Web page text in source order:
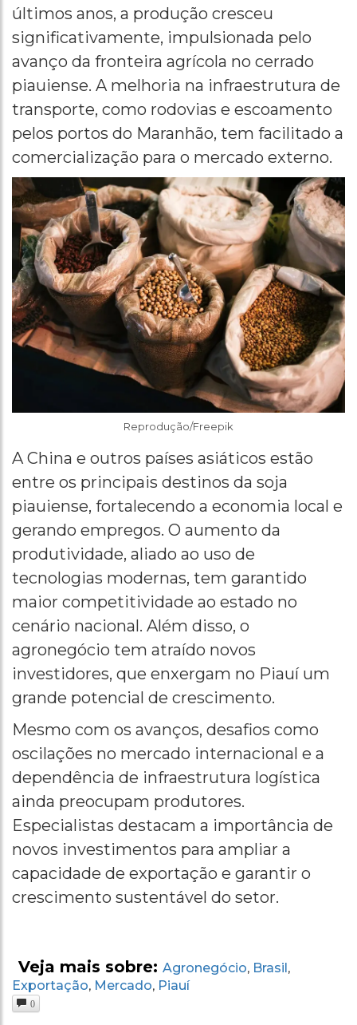
últimos anos, a produção cresceu
significativamente, impulsionada pelo
avanço da fronteira agrícola no cerrado
piauiense. A melhoria na infraestrutura de
transporte, como rodovias e escoamento
pelos portos do Maranhão, tem facilitado a
comercialização para o mercado externo.
Reprodução/Freepik
A China e outros países asiáticos estão
entre os principais destinos da soja
piauiense, fortalecendo a economia local e
gerando empregos. O aumento da
produtividade, aliado ao uso de
tecnologias modernas, tem garantido
maior competitividade ao estado no
cenário nacional. Além disso, o
agronegócio tem atraído novos
investidores, que enxergam no Piauí um
grande potencial de crescimento.
Mesmo com os avanços, desafios como
oscilações no mercado internacional e a
dependência de infraestrutura logística
ainda preocupam produtores.
Especialistas destacam a importância de
novos investimentos para ampliar a
capacidade de exportação e garantir o
crescimento sustentável do setor.
Veja mais sobre: Agronegócio, Brasil ,
Exportação, Mercado, Piauí
0